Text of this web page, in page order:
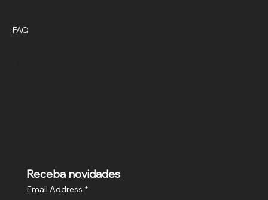
FAQ
Receba novidades
Email Address *